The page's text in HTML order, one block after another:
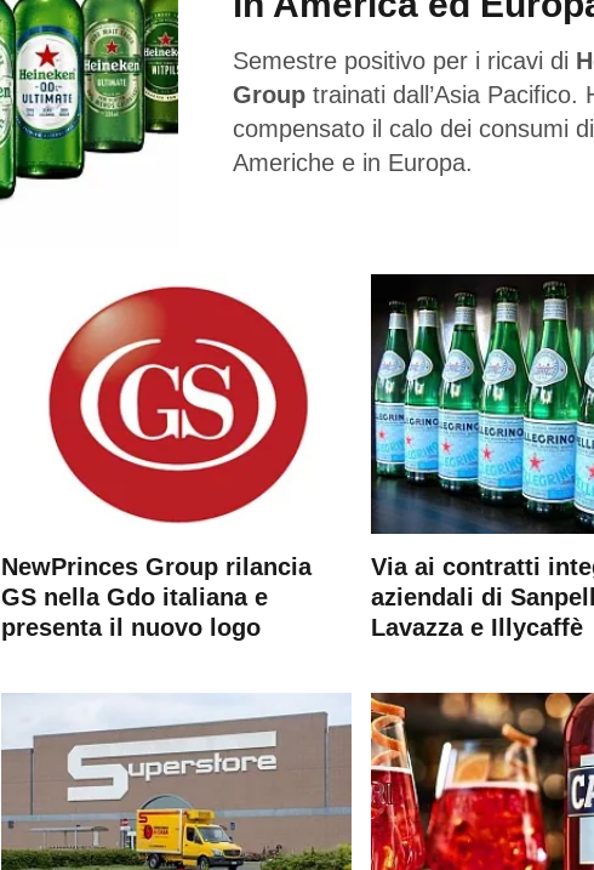
Semestre positivo per i ricavi di
Group trainati dall’Asia Pacifico.
compensato il calo dei consumi
Americhe e in Europa.
NewPrinces Group rilancia
GS nella Gdo italiana e
presenta il nuovo logo
Via ai contratti
aziendali di
Lavazza e Illycaffè